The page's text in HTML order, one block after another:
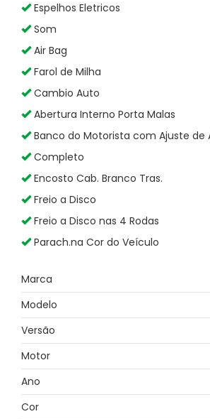
Espelhos Eletricos
Som
Air Bag
Farol de Milha
Cambio Auto
Abertura Interno Porta Malas
Banco do Motorista com Ajuste de
Completo
Encosto Cab. Branco Tras.
Freio a Disco
Freio a Disco nas 4 Rodas
Parach.na Cor do Veículo
Marca
Modelo
Versão
Motor
Ano
Cor